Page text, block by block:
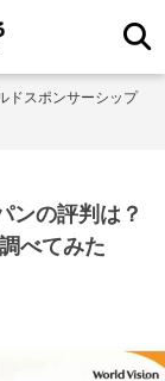
ドスポンサーシップ
ンの評判は？
べてみた